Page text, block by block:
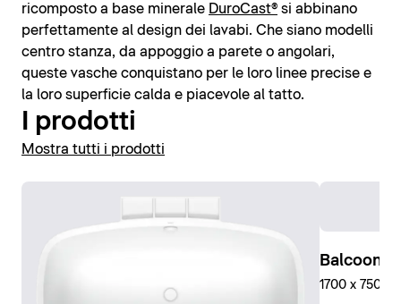
ricomposto a base minerale DuroCast® si abbinano
perfettamente al design dei lavabi. Che siano modelli
centro stanza, da appoggio a parete o angolari,
queste vasche conquistano per le loro linee precise e
la loro superficie calda e piacevole al tatto.
I prodotti
Mostra tutti i prodotti
Balcoon
1700 x 750